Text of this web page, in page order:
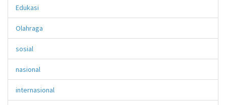
Edukasi
Olahraga
sosial
nasional
internasional